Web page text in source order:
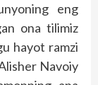
eng
ona tilimiz
hayot ramzi
Navoiy